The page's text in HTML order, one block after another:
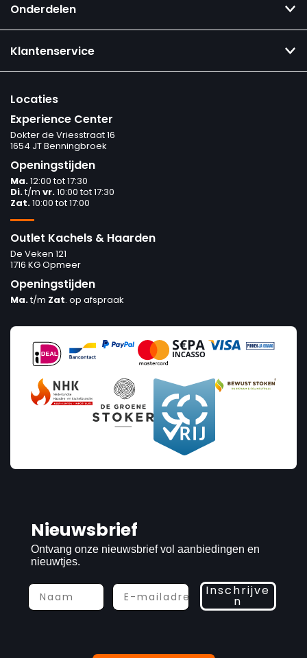
Prijs
Vermogen
Onderdelen
Klantenservice
Locaties
Experience Center
Dokter de Vriesstraat 16
1654 JT Benningbroek
Openingstijden
Ma.12:00 tot 17:30
Di.t/m vr.10:00 tot 17:30
Zat.10:00 tot 17:00
Outlet Kachels & Haarden
De Veken 121
1716 KG Opmeer
Openingstijden
Ma.t/m Zat. op afspraak
Nieuwsbrief
Ontvang onze nieuwsbrief vol aanbiedingen en
nieuwtjes.
Inschrijve
n